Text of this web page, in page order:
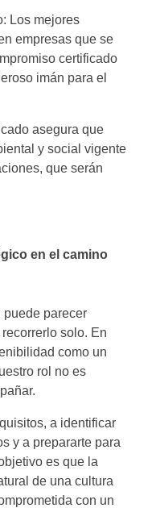
Los mejores
empresas que se
certificado
imán para el
asegura que
y social vigente
que serán
en el camino
puede parecer
solo. En
como un
rol no es
a identificar
y a prepararte para
es que la
de una cultura
con un